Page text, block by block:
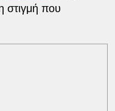
στιγμή που